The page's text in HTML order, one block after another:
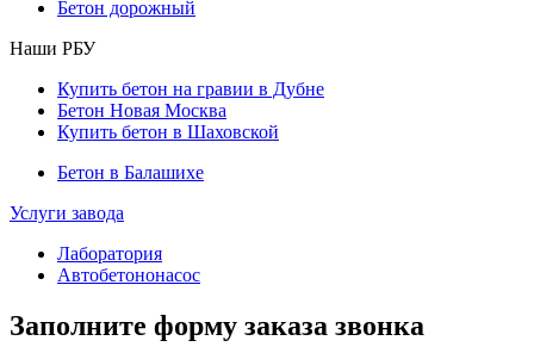
Бетон дорожный
Наши РБУ
Купить бетон на гравии в Дубне
Бетон Новая Москва
Купить бетон в Шаховской
Бетон в Балашихе
Услуги завода
Лаборатория
Автобетононасос
Заполните форму заказа звонка